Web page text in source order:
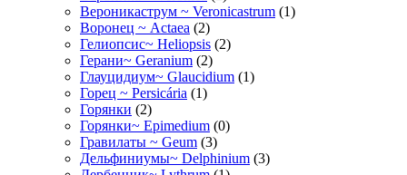
Вероникаструм ~ Veronicastrum (1)
Воронец ~ Actaea (2)
Гелиопсис~ Heliopsis (2)
Герани~ Geranium (2)
Глауцидиум~ Glaucidium (1)
Горец ~ Persicária (1)
Горянки (2)
Горянки~ Epimedium (0)
Гравилаты ~ Geum (3)
Дельфиниумы~ Delphinium (3)